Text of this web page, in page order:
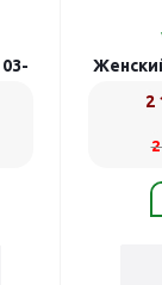
2
2